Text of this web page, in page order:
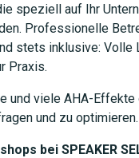
speziell auf Ihr
Professionelle
stets inklusive: Volle
Praxis.
und viele AHA-Effekte
und zu optimieren.
bei SPEAKER